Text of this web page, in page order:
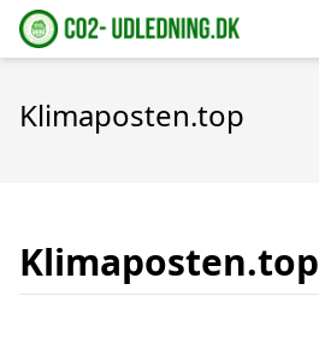
Klimaposten.top
Klimaposten.top